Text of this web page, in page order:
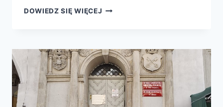
DOWIEDZ SIĘ WIĘCEJ KOBIETY,
PAMIĘTAĆ
–
SPOTKANIE
AUTORSKIE
Z
ALEKSANDRĄ